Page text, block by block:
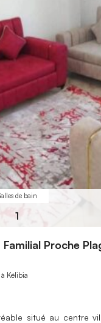
de bain
1
Proche
Kélibia
situé au centre